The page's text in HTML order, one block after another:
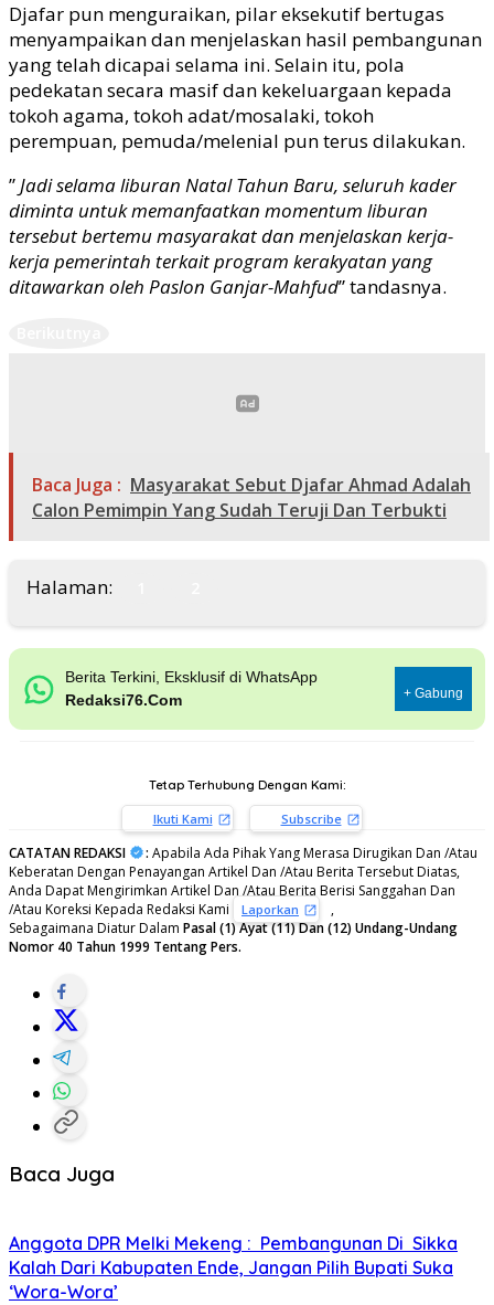
Djafar pun menguraikan, pilar eksekutif bertugas
menyampaikan dan menjelaskan hasil pembangunan
yang telah dicapai selama ini. Selain itu, pola
pedekatan secara masif dan kekeluargaan kepada
tokoh agama, tokoh adat/mosalaki, tokoh
perempuan, pemuda/melenial pun terus dilakukan.
”Jadi selama liburan Natal Tahun Baru, seluruh kader
diminta untuk memanfaatkan momentum liburan
tersebut bertemu masyarakat dan menjelaskan kerja-
kerja pemerintah terkait program kerakyatan yang
ditawarkan oleh Paslon Ganjar-Mahfud” tandasnya.
Baca Juga : Masyarakat Sebut Djafar Ahmad Adalah
Calon Pemimpin Yang Sudah Teruji Dan Terbukti
Halaman:
Berita Terkini, Eksklusif di WhatsApp
Redaksi76.Com
+ Gabung
Tetap Terhubung Dengan Kami:
Ikuti Kami Subscribe
CATATAN REDAKSI : Apabila Ada Pihak Yang Merasa Dirugikan Dan /Atau
Keberatan Dengan Penayangan Artikel Dan /Atau Berita Tersebut Diatas,
Anda Dapat Mengirimkan Artikel Dan /Atau Berita Berisi Sanggahan Dan
/Atau Koreksi Kepada Redaksi Kami
Laporkan
,
Sebagaimana Diatur Dalam Pasal (1) Ayat (11) Dan (12) Undang-Undang
Nomor 40 Tahun 1999 Tentang Pers.
Baca Juga
Anggota DPR Melki Mekeng : Pembangunan Di Sikka
Kalah Dari Kabupaten Ende, Jangan Pilih Bupati Suka
‘Wora-Wora’